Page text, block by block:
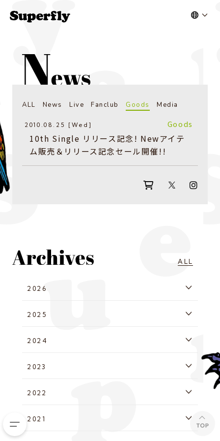
ALL News Live Fanclub Goods Media
2010.08.25 [Wed] Goods
10th Single リリース記念! Newアイテ
ム販売＆リリース記念セール開催!!
ALL
2026
2025
2024
2023
2022
2021